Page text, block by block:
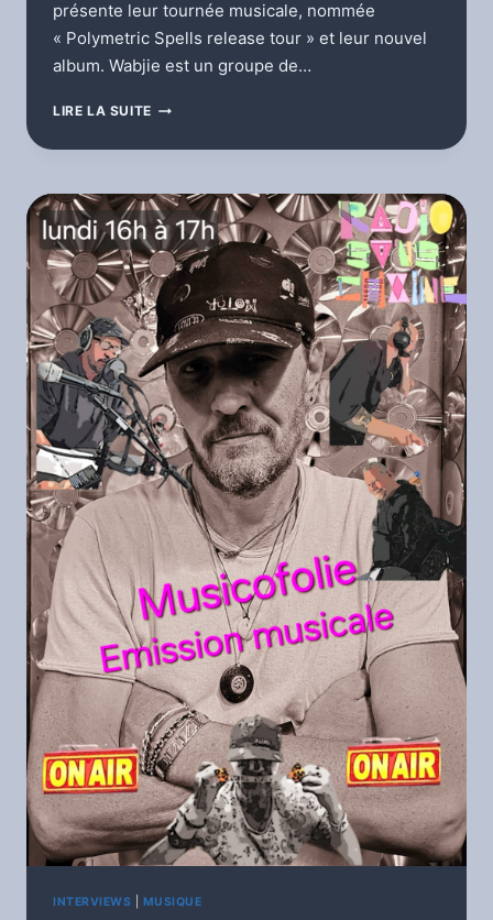
présente leur tournée musicale, nommée
« Polymetric Spells release tour » et leur nouvel
album. Wabjie est un groupe de…
LIRE LA SUITE L’ÉMISSION
INTERVIEWS MUSIQUE